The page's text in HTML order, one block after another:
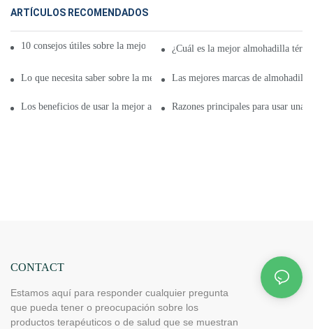
ARTÍCULOS RECOMENDADOS
10 consejos útiles sobre la mejor almohadilla térmica inalámbrica
¿Cuál es la mejor almohadilla
Lo que necesita saber sobre la mejor almohadilla térmica inalámbrica
Las mejores marcas de
Los beneficios de usar la mejor almohadilla térmica inalámbrica adecuada
Razones principales para usar
CONTACT
Estamos aquí para responder cualquier pregunta
que pueda tener o preocupación sobre los
productos terapéuticos o de salud que se muestran